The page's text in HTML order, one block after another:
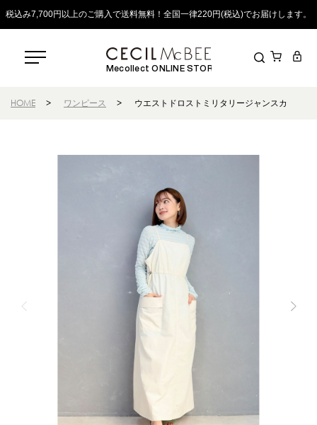
税込み7,700円以上のご購入で送料無料！全国一律220円(税込)でお届けします。
Mecollect ONLINE STORE
HOME > ワンピース > ウエストドロストミリタリージャンスカ